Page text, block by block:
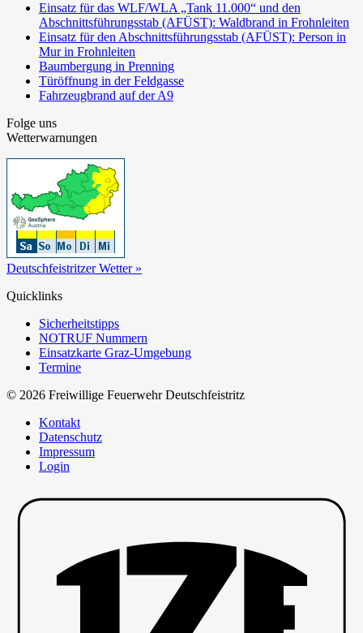
Einsatz für das WLF/WLA „Tank 11.000“ und den
Abschnittsführungsstab (AFÜST): Waldbrand in Frohnleiten
Einsatz für den Abschnittsführungsstab (AFÜST): Person in
Mur in Frohnleiten
Baumbergung in Prenning
Türöffnung in der Feldgasse
Fahrzeugbrand auf der A9
Folge uns
Wetterwarnungen
Deutschfeistritzer Wetter »
Quicklinks
Sicherheitstipps
NOTRUF Nummern
Einsatzkarte Graz-Umgebung
Termine
© 2026 Freiwillige Feuerwehr Deutschfeistritz
Kontakt
Datenschutz
Impressum
Login